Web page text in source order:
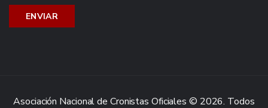
Asociación Nacional de Cronistas Oficiales © 2026. Todos